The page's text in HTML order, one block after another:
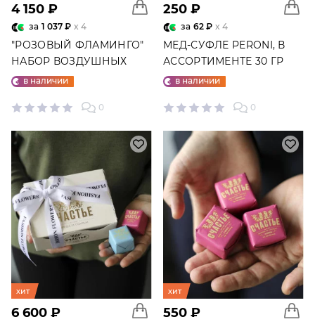
4 150 ₽
за 1 037 ₽ x 4
"РОЗОВЫЙ ФЛАМИНГО"
НАБОР ВОЗДУШНЫХ
ШАРОВ №25
в наличии
0
250 ₽
за 62 ₽ x 4
МЕД-СУФЛЕ PERONI, В
АССОРТИМЕНТЕ 30 ГР
в наличии
0
хит
6 600 ₽
хит
550 ₽